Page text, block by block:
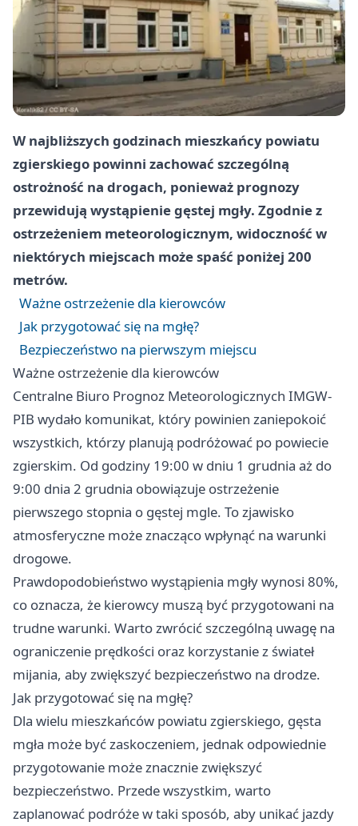
W najbliższych godzinach mieszkańcy powiatu
zgierskiego powinni zachować szczególną
ostrożność na drogach, ponieważ prognozy
przewidują wystąpienie gęstej mgły. Zgodnie z
ostrzeżeniem meteorologicznym, widoczność w
niektórych miejscach może spaść poniżej 200
metrów.
Ważne ostrzeżenie dla kierowców
Jak przygotować się na mgłę?
Bezpieczeństwo na pierwszym miejscu
Ważne ostrzeżenie dla kierowców
Centralne Biuro Prognoz Meteorologicznych IMGW-
PIB wydało komunikat, który powinien zaniepokoić
wszystkich, którzy planują podróżować po powiecie
zgierskim. Od godziny 19:00 w dniu 1 grudnia aż do
9:00 dnia 2 grudnia obowiązuje ostrzeżenie
pierwszego stopnia o gęstej mgle. To zjawisko
atmosferyczne może znacząco wpłynąć na warunki
drogowe.
Prawdopodobieństwo wystąpienia mgły wynosi 80%,
co oznacza, że kierowcy muszą być przygotowani na
trudne warunki. Warto zwrócić szczególną uwagę na
ograniczenie prędkości oraz korzystanie z świateł
mijania, aby zwiększyć bezpieczeństwo na drodze.
Jak przygotować się na mgłę?
Dla wielu mieszkańców powiatu zgierskiego, gęsta
mgła może być zaskoczeniem, jednak odpowiednie
przygotowanie może znacznie zwiększyć
bezpieczeństwo. Przede wszystkim, warto
zaplanować podróże w taki sposób, aby unikać jazdy